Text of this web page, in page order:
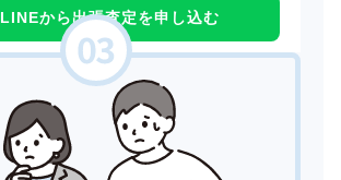
LINEから出張査定を申し込む